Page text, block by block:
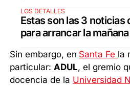
LOS DETALLES
Estas son las 3 noticias
para arrancar la mañana
Sin embargo, en Santa Fe la
particular:ADUL, el gremio
docencia de la Universidad